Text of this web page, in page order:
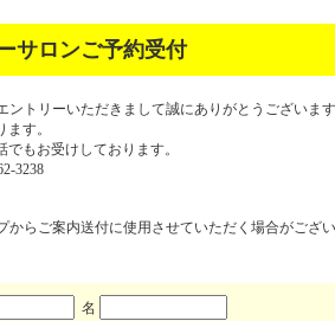
サロンご予約受付
ントリーいただきまして誠にありがとうございま
す。
もお受けしております。
3238
らご案内送付に使用させていただく場合がござ
名